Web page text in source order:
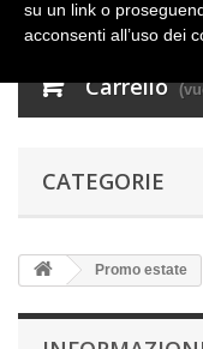
Carrello
CATEGORIE
Promo estate
su un link o
acconsenti all’uso dei